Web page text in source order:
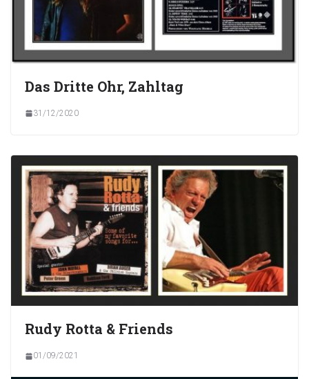
Das Dritte Ohr, Zahltag
31/12/2020
Rudy Rotta & Friends
01/09/2021